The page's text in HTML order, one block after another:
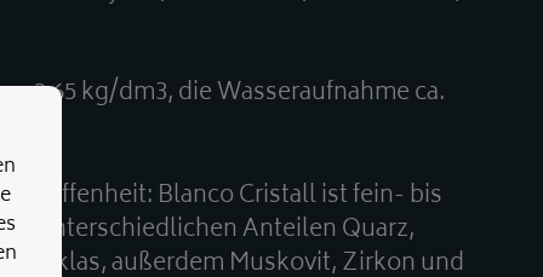
2,65 kg/dm3, die Wasseraufnahme ca.
Blanco Cristall ist fein- bis
unterschiedlichen Anteilen Quarz,
außerdem Muskovit, Zirkon und